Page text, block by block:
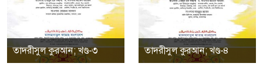
তাদরীসুল কুরআন; খণ্ড-৩ তাদরীসুল কুরআন; খণ্ড-৪